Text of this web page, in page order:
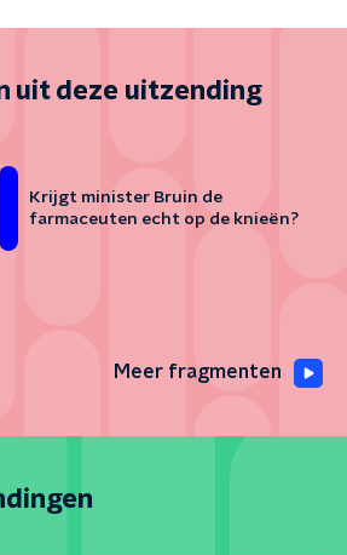
uit deze uitzending
Krijgt minister Bruin de
farmaceuten echt op de knieën?
Meer fragmenten